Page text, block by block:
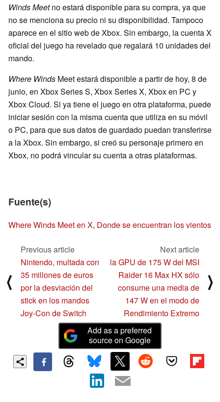
Winds Meetno estará disponible para su compra, ya que
no se menciona su precio ni su disponibilidad. Tampoco
aparece en el sitio web de Xbox. Sin embargo, la cuenta X
oficial del juego ha revelado que regalará 10 unidades del
mando.
Where Winds Meet estará disponible a partir de hoy, 8 de
junio, en Xbox Series S, Xbox Series X, Xbox en PC y
Xbox Cloud. Si ya tiene el juego en otra plataforma, puede
iniciar sesión con la misma cuenta que utiliza en su móvil
o PC, para que sus datos de guardado puedan transferirse
a la Xbox. Sin embargo, si creó su personaje primero en
Xbox, no podrá vincular su cuenta a otras plataformas.
Fuente(s)
Where Winds Meet en X, Donde se encuentran los vientos
⟨
Previous article
Nintendo, multada con
35 millones de euros
por la desviación del
stick en los mandos
Joy-Con de Switch
Next article
la GPU de 175 W del MSI
Raider 16 Max HX sólo
consume una media de
147 W en el modo de
Rendimiento Extremo
⟩
Add as a preferred
source on Google